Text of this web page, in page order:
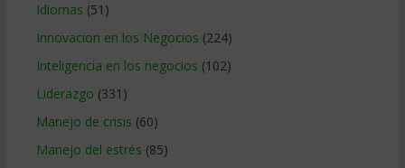
Idiomas (51)
Innovacion en los Negocios (224)
Inteligencia en los negocios (102)
Liderazgo (331)
Manejo de crisis (60)
Manejo del estrés (85)